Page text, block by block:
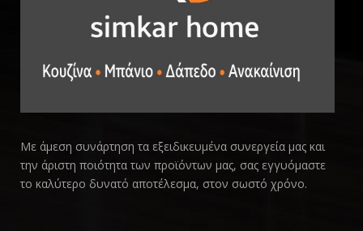
Με άμεση συνάρτηση τα εξειδικευμένα συνεργεία μας και
την άριστη ποιότητα των προϊόντων μας, σας εγγυόμαστε
το καλύτερο δυνατό αποτέλεσμα, στον σωστό χρόνο.